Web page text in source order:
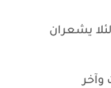
يشعران
وآخر